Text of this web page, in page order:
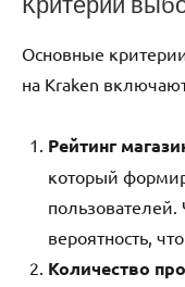
Основные
на Kraken
Рейтинг
который
вероятность,
Количество